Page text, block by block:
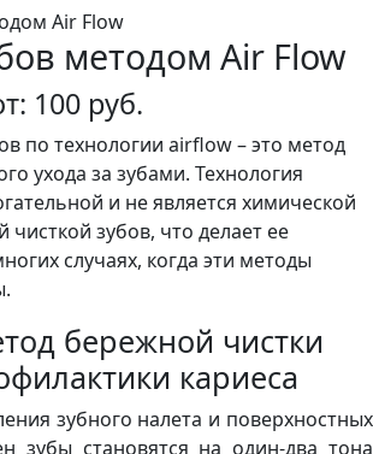
Air Flow
методом Air Flow
100 руб.
по технологии airflow – это метод
ухода за зубами. Технология
и не является химической
чисткой зубов, что делает ее
случаях, когда эти методы
бережной чистки
кариеса
зубного налета и поверхностных
зубы становятся на один-два тона